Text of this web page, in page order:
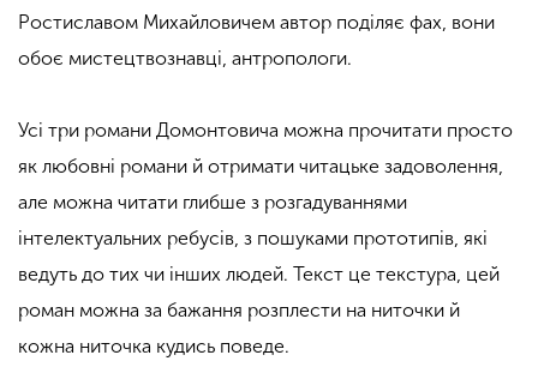
Ростиславом Михайловичем автор поділяє фах, вони
обоє мистецтвознавці, антропологи.
Усі три романи Домонтовича можна прочитати просто
як любовні романи й отримати читацьке задоволення,
але можна читати глибше з розгадуваннями
інтелектуальних ребусів, з пошуками прототипів, які
ведуть до тих чи інших людей. Текст це текстура, цей
роман можна за бажання розплести на ниточки й
кожна ниточка кудись поведе.